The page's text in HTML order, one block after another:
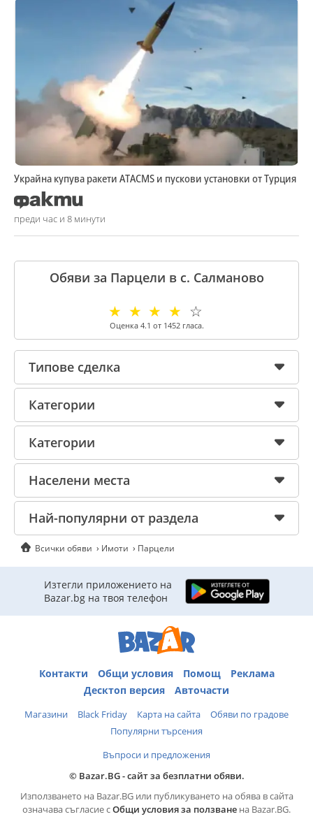
Украйна купува ракети ATACMS и пускови установки от Турция
преди час и 8 минути
Обяви за Парцели в с. Салманово
☆
☆
☆
☆
☆
Оценка 4.1 от 1452гласа.
Типове сделка
Категории
Категории
Населени места
Най-популярни от раздела
Всички обяви Имоти Парцели
Изтегли приложението на
Bazar.bg на твоя телефон
Контакти Общи условия Помощ
Реклама
Десктоп версия
Авточасти
Магазини Black Friday Карта на сайта
Обяви по градове
Популярни търсения
Въпроси и предложения
© Bazar.BG - сайт за безплатни обяви.
Използването на Bazar.BG или публикуването на обява в сайта
означава съгласие сОбщи условия за ползване на Bazar.BG.